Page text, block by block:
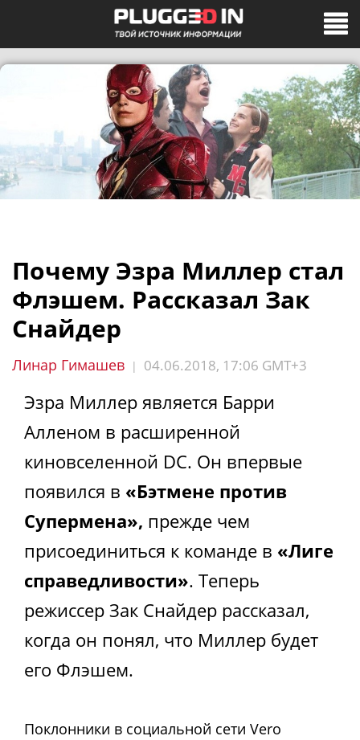
Почему Эзра Миллер стал
Флэшем. Рассказал Зак
Снайдер
Линар Гимашев | 04.06.2018, 17:06 GMT+3
Эзра Миллер является Барри
Алленом в расширенной
киновселенной DC. Он впервые
появился в «Бэтмене против
Супермена», прежде чем
присоединиться к команде в «Лиге
справедливости». Теперь
режиссер Зак Снайдер рассказал,
когда он понял, что Миллер будет
его Флэшем.
Поклонники в социальной сети Vero